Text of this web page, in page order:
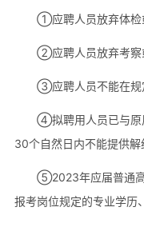
①应聘人员放弃体检
②应聘人员放弃考察
③应聘人员不能在规
④拟聘用人员已与原
30个自然日内不能提供解
⑤2023年应届普通
报考岗位规定的专业学历